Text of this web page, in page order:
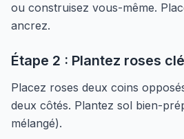
ou construisez vous-même.
ancrez.
Étape 2 : Plantez roses
Placez roses deux coins
deux côtés. Plantez sol bien-
mélangé).